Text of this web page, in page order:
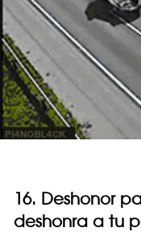
16. Deshonor
deshonra a tu